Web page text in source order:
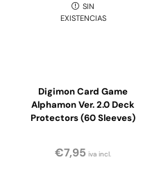
SIN
EXISTENCIAS
Digimon Card Game
Alphamon Ver. 2.0 Deck
Protectors (60 Sleeves)
€7,95 iva incl.